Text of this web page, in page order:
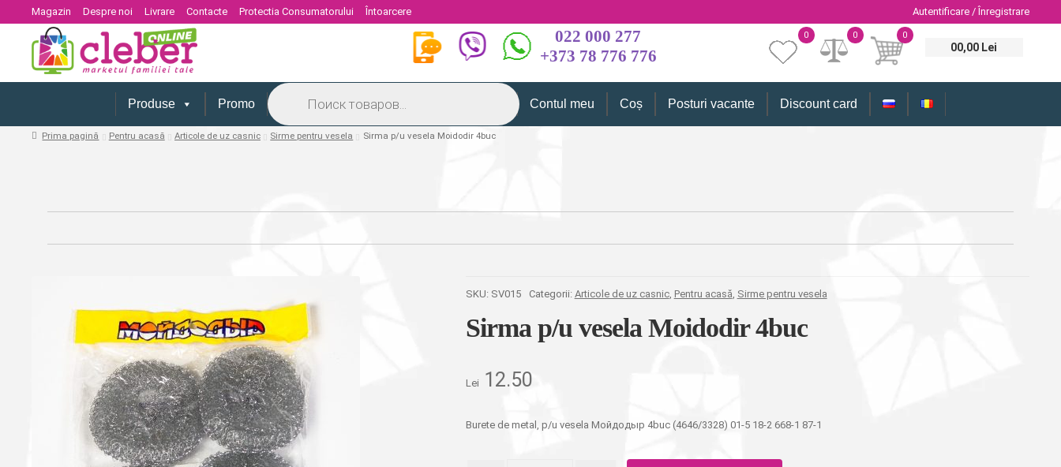
Magazin Despre noi Livrare Contacte Protectia Consumatorului Întoarcere Autentificare / Înregistrare
022 000 277
+373 78 776 776
0
00,00 Lei
0
0
Produse Promo
Products
search
Contul meu Coș Posturi vacante Discount card
Prima pagină Pentru acasă Articole de uz casnic Sirme pentru vesela Sirma p/u vesela Moidodir 4buc
SKU: SV015 Categorii: Articole de uz casnic, Pentru acasă, Sirme pentru vesela
Sirma p/u vesela Moidodir 4buc
Lei 12.50
Burete de metal, p/u vesela Мойдодыр 4buc (4646/3328) 01-5 18-2 668-1 87-1